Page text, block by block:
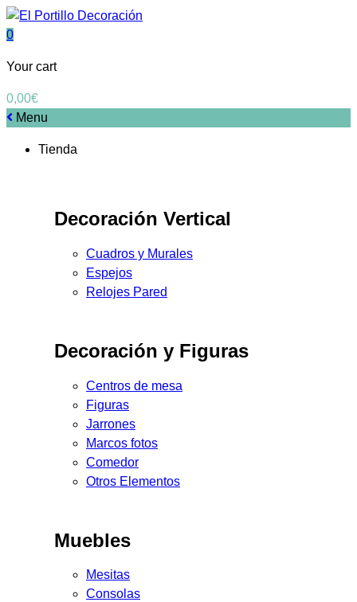
0
Your cart
0,00€
Menu
Tienda
Decoración Vertical
Cuadros y Murales
Espejos
Relojes Pared
Decoración y Figuras
Centros de mesa
Figuras
Jarrones
Marcos fotos
Comedor
Otros Elementos
Muebles
Mesitas
Consolas